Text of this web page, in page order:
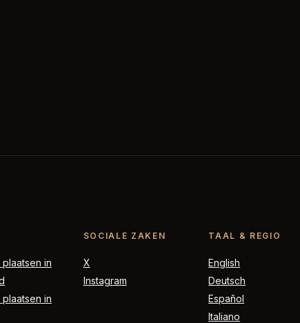
in
in
SOCIALE ZAKEN
X
Instagram
TAAL & REGIO
English
Deutsch
Español
Italiano